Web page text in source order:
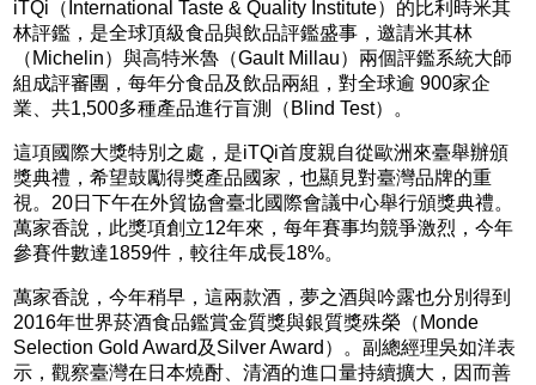
iTQi（International Taste & Quality Institute）的比利時米其
林評鑑，是全球頂級食品與飲品評鑑盛事，邀請米其林
（Michelin）與高特米魯（Gault Millau）兩個評鑑系統大師
組成評審團，每年分食品及飲品兩組，對全球逾 900家企
業、共1,500多種產品進行盲測（Blind Test）。
這項國際大獎特別之處，是iTQi首度親自從歐洲來臺舉辦頒
獎典禮，希望鼓勵得獎產品國家，也顯見對臺灣品牌的重
視。20日下午在外貿協會臺北國際會議中心舉行頒獎典禮。
萬家香說，此獎項創立12年來，每年賽事均競爭激烈，今年
參賽件數達1859件，較往年成長18%。
萬家香說，今年稍早，這兩款酒，夢之酒與吟露也分別得到
2016年世界菸酒食品鑑賞金質獎與銀質獎殊榮（Monde
Selection Gold Award及Silver Award）。副總經理吳如洋表
示，觀察臺灣在日本燒酎、清酒的進口量持續擴大，因而善